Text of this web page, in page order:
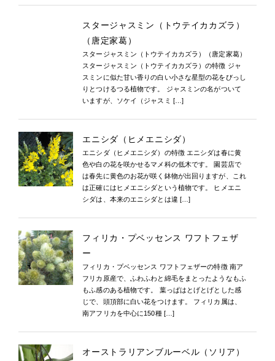
スタージャスミン（トウテイカカズラ）
（唐定家葛）
スタージャスミン（トウテイカカズラ）（唐定家葛）
スタージャスミン（トウテイカカズラ）の特徴 ジャ
スミンに似た甘い香りの白い小さな星型の花をびっし
りとつけるつる植物です。 ジャスミンの名がついて
いますが、ソケイ（ジャスミ […]
エニシダ（ヒメエニシダ）
エニシダ（ヒメエニシダ）の特徴 エニシダは春に黄
色や白の花を咲かせるマメ科の低木です。 園芸店で
は春先に黄色のお花が咲く鉢物が出回りますが、これ
は正確にはヒメエニシダという植物です。 ヒメエニ
シダは、本来のエニシダとは違 […]
フィリカ・プベッセンス ワフトフェザ
ー
フィリカ・プベッセンス ワフトフェザーの特徴 南ア
フリカ原産で、ふわふわと綿毛をまとったようなもふ
もふ感のある植物です。 葉っぱはとげとげとした感
じで、頭頂部に白い花をつけます。 フィリカ属は、
南アフリカを中心に150種 […]
オーストラリアンブルーベル（ソリア）